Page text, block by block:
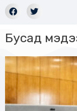
Бусад